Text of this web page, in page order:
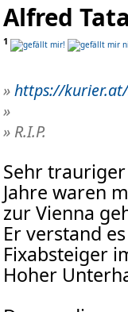
Alfred
1
»https://
»
» R.I.P.
Sehr
Jahre waren
zur Vienna
Er verstand
Fixabsteiger
Hoher